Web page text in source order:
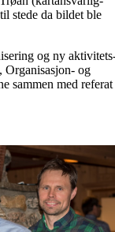
stede da bildet ble
og ny
Organisasjon- og
sammen med referat